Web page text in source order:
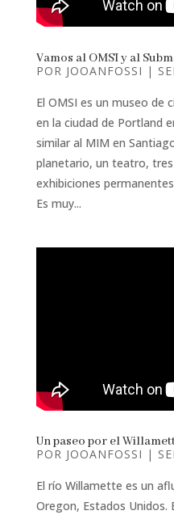
Vamos al OMSI y al
POR JOOANFOSSI |
El OMSI es un museo de
en la ciudad de Portland
similar al MIM en
planetario, un teatro,
exhibiciones
Es muy...
Un paseo por el
POR JOOANFOSSI |
El río Willamette es un
Oregon, Estados